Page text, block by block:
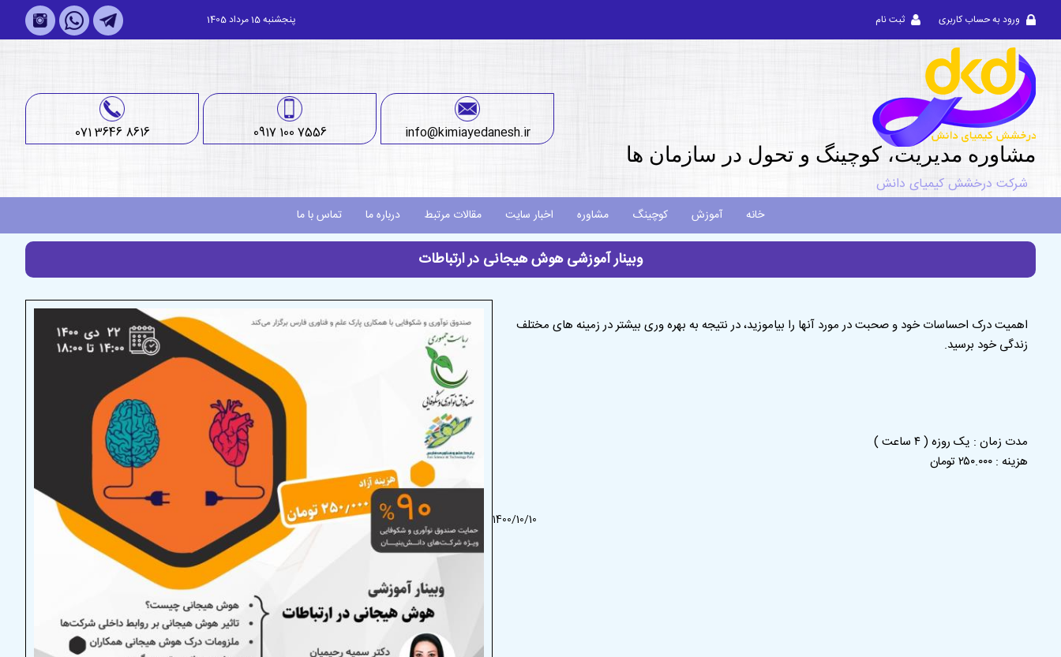
ورود به حساب کاربری ثبت نام پنجشنبه 15 مرداد 1405
شرکت درخشش کیمیای دانش
مشاوره مديريت، کوچینگ و تحول در سازمان ها
info@kimiayedanesh.ir
0917 100 7556
071 3646 8616
خانه آموزش کوچینگ مشاوره اخبار سایت مقالات مرتبط درباره ما تماس با ما
وبینار آموزشی هوش هیجانی در ارتباطات
اهمیت درک احساسات خود و صحبت در مورد آنها را بیاموزید، در نتیجه به بهره وری بیشتر در زمینه های مختلف
زندگی خود برسید.
مدت زمان : یک روزه ( ۴ ساعت )
هزینه : ۲۵۰.۰۰۰ تومان
1400/10/10